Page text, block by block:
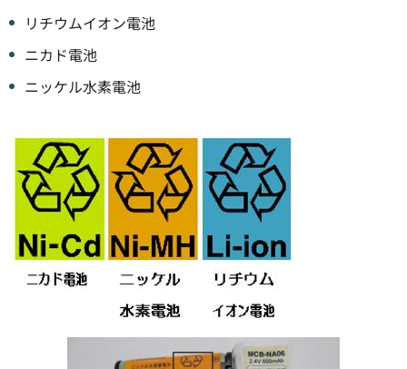
リチウムイオン電池
ニカド電池
ニッケル水素電池